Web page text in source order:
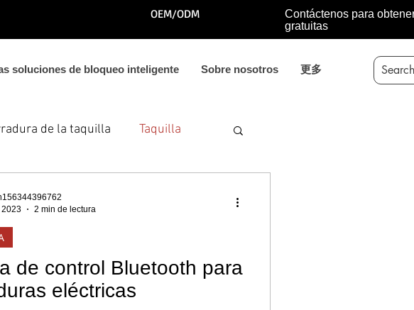
OEM/ODM
Contáctenos para
gratuitas
soluciones de bloqueo inteligente Sobre nosotros 更多
de la taquilla Taquilla
de control Bluetooth para
eléctricas
2023
2 min de lectura